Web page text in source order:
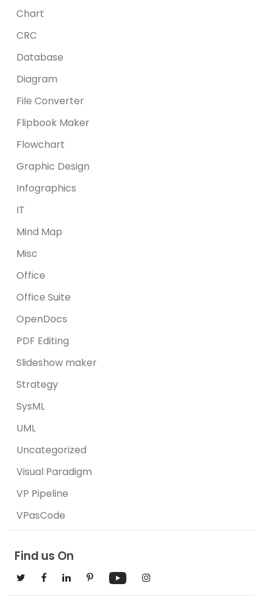
Chart
CRC
Database
Diagram
File Converter
Flipbook Maker
Flowchart
Graphic Design
Infographics
IT
Mind Map
Misc
Office
Office Suite
OpenDocs
PDF Editing
Slideshow maker
Strategy
SysML
UML
Uncategorized
Visual Paradigm
VP Pipeline
VPasCode
Find us On